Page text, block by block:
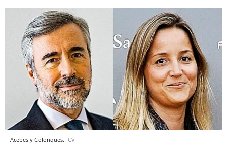
Acebes y Colonques. CV